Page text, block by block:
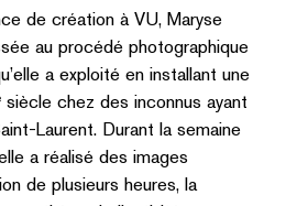
de création à VU, Maryse
au procédé photographique
a exploité en installant une
siècle chez des inconnus ayant
Laurent. Durant la semaine
a réalisé des images
de plusieurs heures, la